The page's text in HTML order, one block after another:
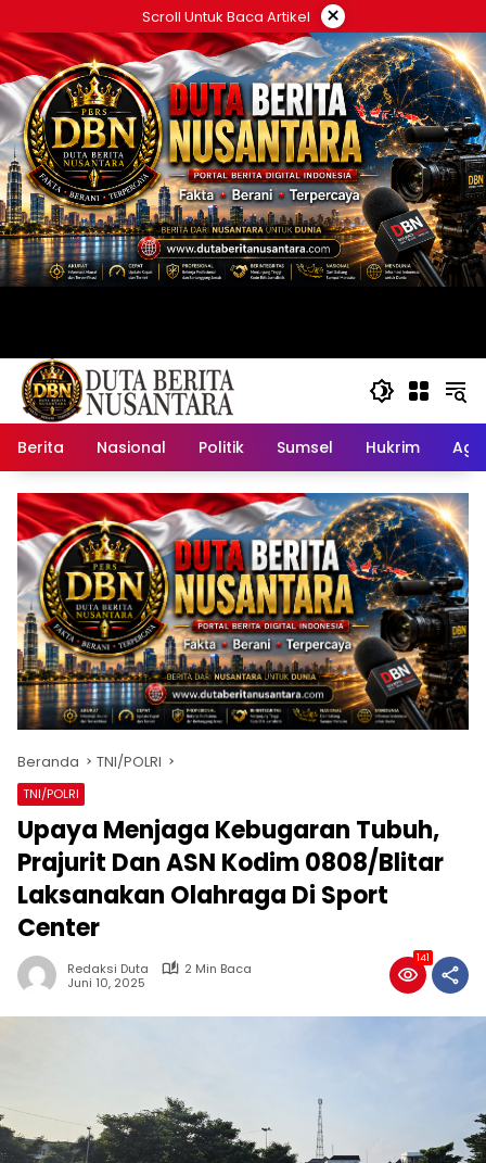
ke
konten
Scroll Untuk Baca Artikel ×
Berita Nasional Politik Sumsel Hukrim
Beranda TNI/POLRI
TNI/POLRI
Upaya Menjaga Kebugaran Tubuh,
Prajurit Dan ASN Kodim 0808/Blitar
Laksanakan Olahraga Di Sport
Center
Redaksi Duta
2 Min Baca
Juni 10, 2025
141